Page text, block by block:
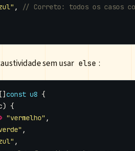
,
sem usar else :
[] const u8 {
) {
"vermelho" ,
,
,